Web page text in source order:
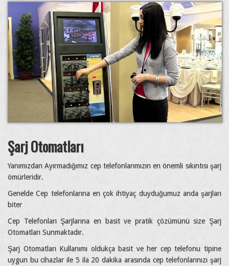
Şarj Otomatları
Yanımızdan Ayırmadığımız cep telefonlarımızın en önemli sıkıntısı şarj
ömürleridir.
Genelde Cep telefonlarına en çok ihtiyaç duyduğumuz anda şarjları
biter
Cep Telefonları Şarjlarına en basit ve pratik çözümünü size Şarj
Otomatları Sunmaktadır.
Şarj Otomatları Kullanımı oldukça basit ve her cep telefonu tipine
uygun bu cihazlar ile 5 ila 20 dakika arasında cep telefonlarınızı şarj